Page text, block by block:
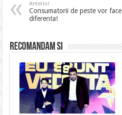
Anterior
Consumatorii de peste vor face
diferenta!
Recomandam si